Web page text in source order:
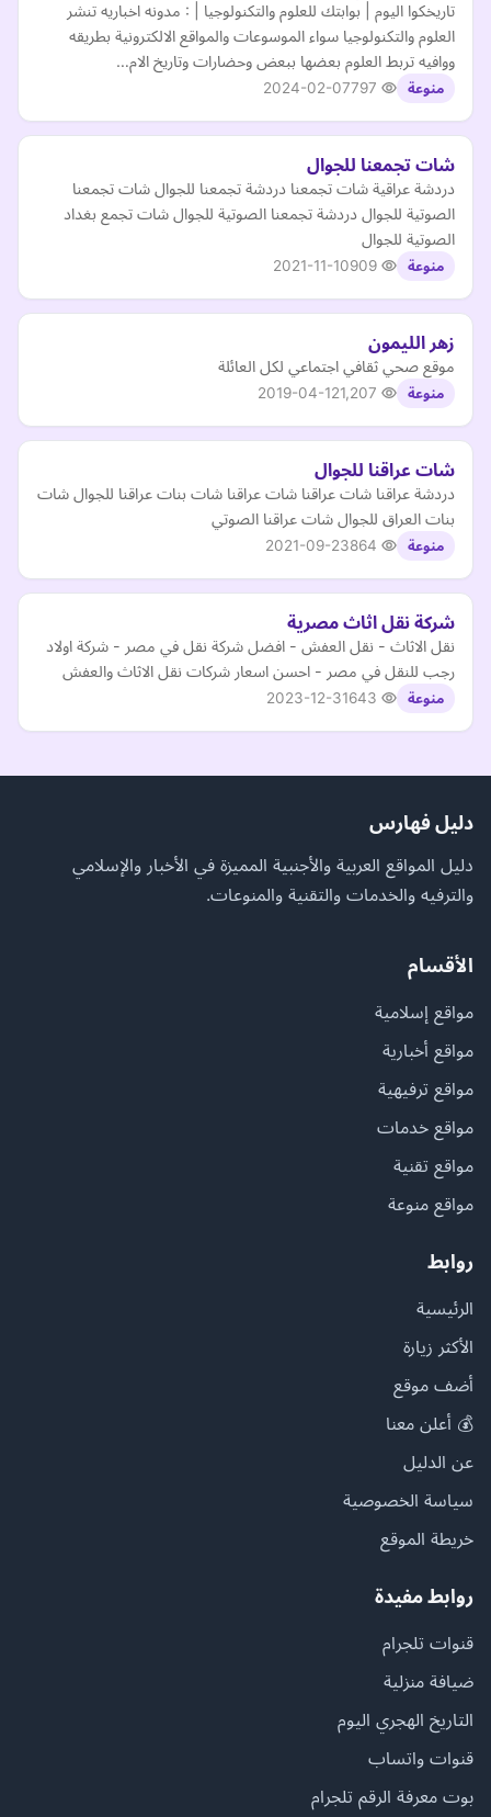
تاريخكوا اليوم | بوابتك للعلوم والتكنولوجيا | : مدونه اخباريه تنشر
العلوم والتكنولوجيا سواء الموسوعات والمواقع الالكترونية بطريقه
ووافيه تربط العلوم بعضها ببعض وحضارات وتاريخ الام…
منوعة 2024-02-07
شات تجمعنا للجوال
دردشة عراقية شات تجمعنا دردشة تجمعنا للجوال شات تجمعنا
الصوتية للجوال دردشة تجمعنا الصوتية للجوال شات تجمع بغداد
الصوتية للجوال
منوعة 2021-11-10
زهر الليمون
موقع صحي ثقافي اجتماعي لكل العائلة
منوعة 2019-04-12
شات عراقنا للجوال
دردشة عراقنا شات عراقنا شات عراقنا شات بنات عراقنا للجوال شات
بنات العراق للجوال شات عراقنا الصوتي
منوعة 2021-09-23
شركة نقل اثاث مصرية
نقل الاثاث - نقل العفش - افضل شركة نقل في مصر - شركة اولاد
رجب للنقل في مصر - احسن اسعار شركات نقل الاثاث والعفش
منوعة 2023-12-31
دليل فهارس
دليل المواقع العربية والأجنبية المميزة في الأخبار والإسلامي
والترفيه والخدمات والتقنية والمنوعات.
الأقسام
مواقع إسلامية
مواقع أخبارية
مواقع ترفيهية
مواقع خدمات
مواقع تقنية
مواقع منوعة
روابط
الرئيسية
الأكثر زيارة
أضف موقع
💰 أعلن معنا
عن الدليل
سياسة الخصوصية
خريطة الموقع
روابط مفيدة
قنوات تلجرام
ضيافة منزلية
التاريخ الهجري اليوم
قنوات واتساب
بوت معرفة الرقم تلجرام